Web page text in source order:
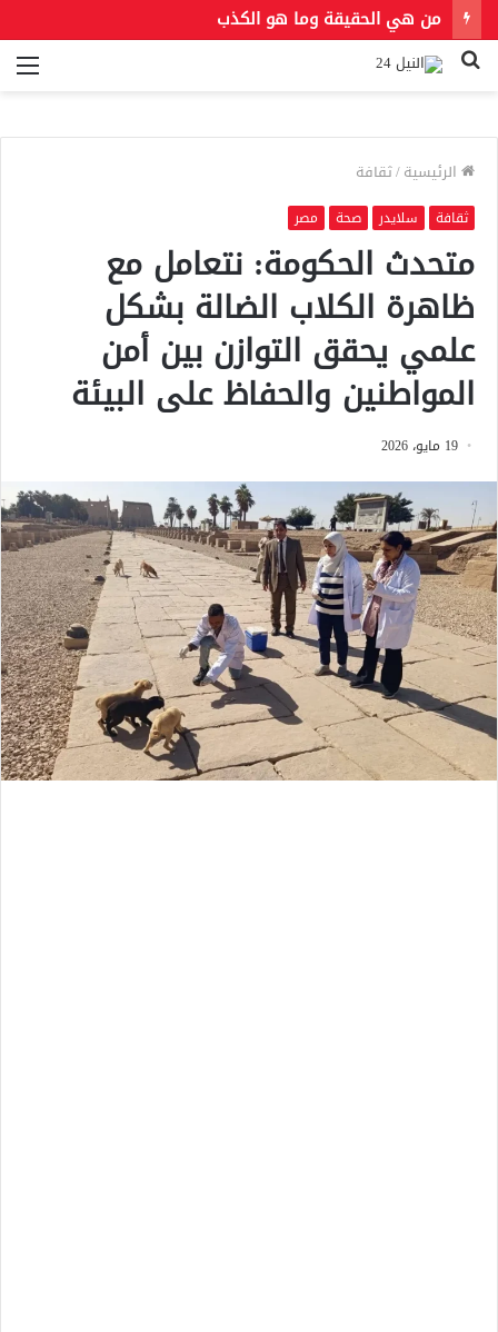
من هي الحقيقة وما هو الكذب
بحث
الرئيسية/ثقافة
ثقافة سلايدر صحة مصر
متحدث الحكومة: نتعامل مع
ظاهرة الكلاب الضالة بشكل
علمي يحقق التوازن بين أمن
المواطنين والحفاظ على البيئة
19 مايو، 2026